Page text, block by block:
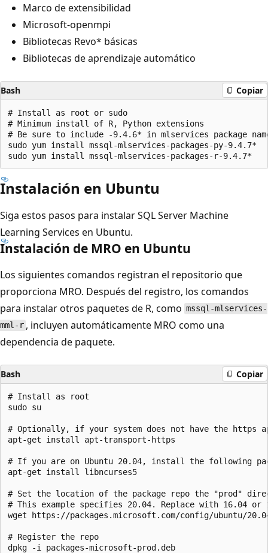
Marco de extensibilidad
Microsoft-openmpi
Bibliotecas Revo* básicas
Bibliotecas de aprendizaje automático
Bash Copiar
# Install as root or sudo
# Minimum install of R, Python extensions
# Be sure to include -9.4.6* in mlservices package
sudo yum install mssql-mlservices-packages-py-9.4.7*
Instalación en Ubuntu
Siga estos pasos para instalar SQL Server Machine
Learning Services en Ubuntu.
Instalación de MRO en Ubuntu
Los siguientes comandos registran el repositorio que
proporciona MRO. Después del registro, los comandos
para instalar otros paquetes de R, como mssql-mlservices-
mml-r , incluyen automáticamente MRO como una
dependencia de paquete.
Bash Copiar
# Install as root
sudo su
# Optionally, if your system does not have the https
apt-get install apt-transport-https
# If you are on Ubuntu 20.04, install the following
apt-get install libncurses5
# Set the location of the package repo the "prod"
# This example specifies 20.04. Replace with 16.04
wget https://packages.microsoft.com/config/ubuntu/
# Register the repo
dpkg -i packages-microsoft-prod.deb